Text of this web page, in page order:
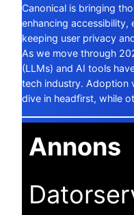
Canonical is bringing
enhancing accessibility,
keeping user privacy
As we move through
(LLMs) and AI tools
tech industry. Adoption
dive in headfirst, while
Annons